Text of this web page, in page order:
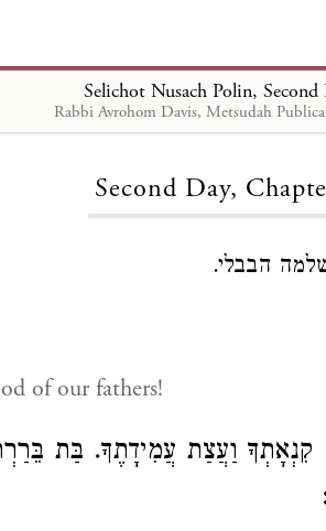
Selichot Nusach Polin, Second
Rabbi Avrohom Davis, Metsudah
Loading...
Second Day,
הבבלי.
of our fathers!
קִנְאָתְךָ וַעֲצַת עֲמִידָתֶךָ. בַּת